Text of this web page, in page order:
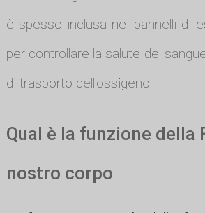
è spesso inclusa nei pannelli di
per controllare la salute del
di trasporto dell'ossigeno.
Qual è la funzione della
nostro corpo